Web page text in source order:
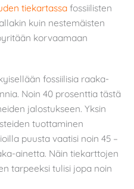
tiekartassa fossiilisten
kuin nestemäisten
korvaamaan
fossiilisia raaka-
Noin 40 prosenttia tästä
jalostukseen. Yksin
tuottaminen
puusta vaatisi noin 45 –
ainetta. Näin tiekarttojen
tarpeeksi tulisi jopa noin